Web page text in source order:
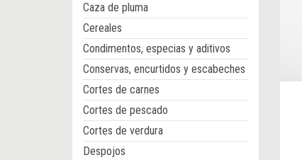
Caza de pluma
Cereales
Condimentos, especias y aditivos
Conservas, encurtidos y escabeches
Cortes de carnes
Cortes de pescado
Cortes de verdura
Despojos